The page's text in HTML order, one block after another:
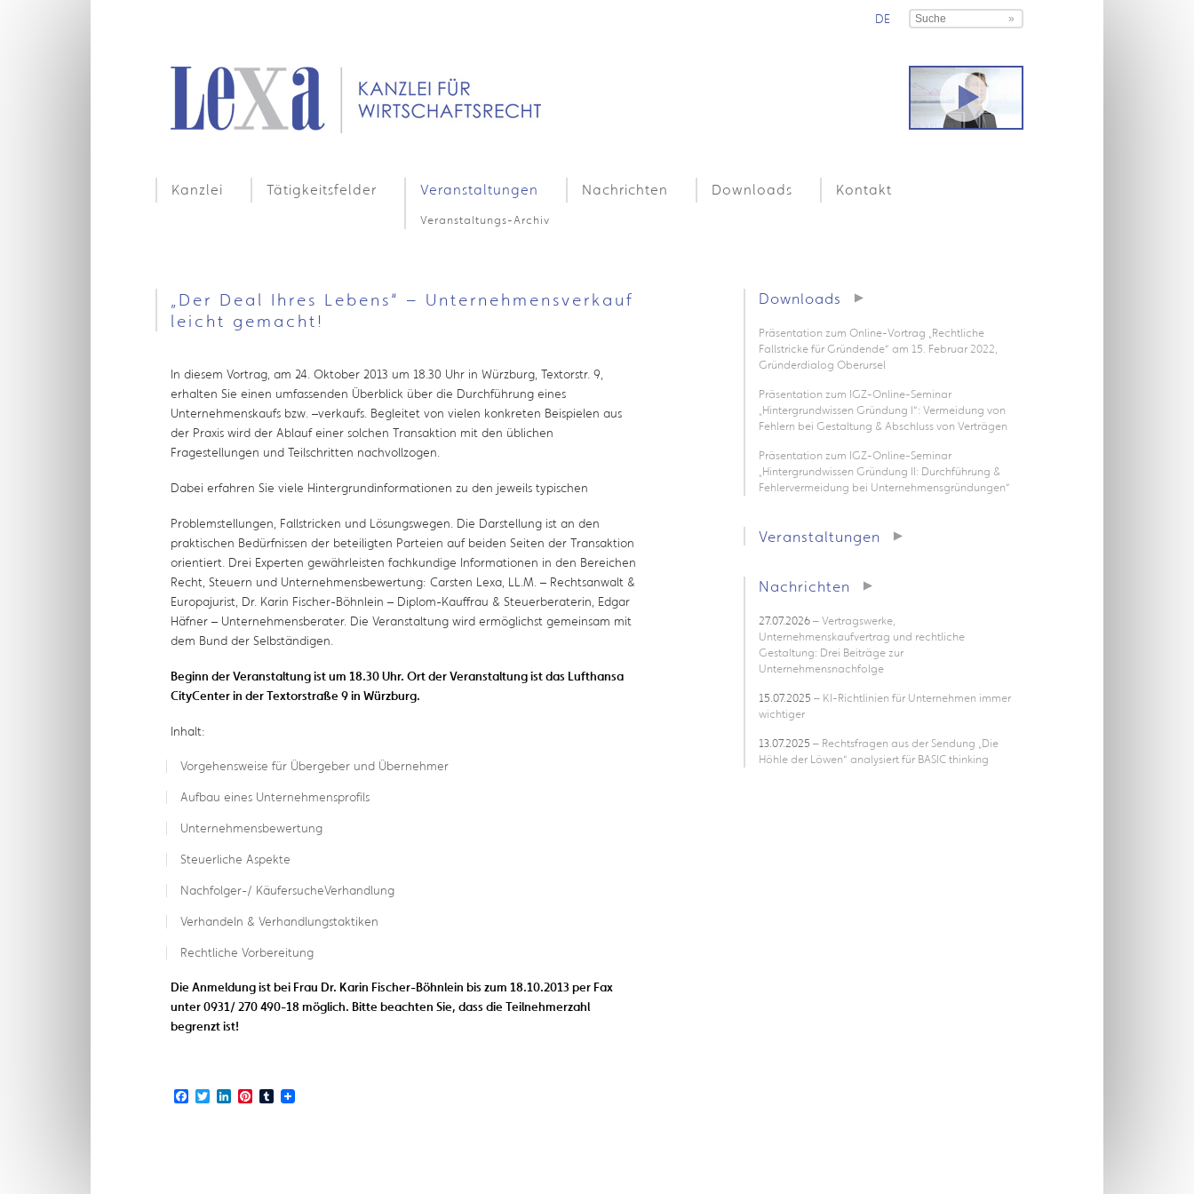
DE
Kanzlei Tätigkeitsfelder Veranstaltungen
Veranstaltungs-Archiv
Nachrichten Downloads Kontakt
„Der Deal Ihres Lebens“ – Unternehmensverkauf
leicht gemacht!
In diesem Vortrag, am 24. Oktober 2013 um 18.30 Uhr in Würzburg, Textorstr. 9,
erhalten Sie einen umfassenden Überblick über die Durchführung eines
Unternehmenskaufs bzw. –verkaufs. Begleitet von vielen konkreten Beispielen aus
der Praxis wird der Ablauf einer solchen Transaktion mit den üblichen
Fragestellungen und Teilschritten nachvollzogen.
Dabei erfahren Sie viele Hintergrundinformationen zu den jeweils typischen
Problemstellungen, Fallstricken und Lösungswegen. Die Darstellung ist an den
praktischen Bedürfnissen der beteiligten Parteien auf beiden Seiten der Transaktion
orientiert. Drei Experten gewährleisten fachkundige Informationen in den Bereichen
Recht, Steuern und Unternehmensbewertung: Carsten Lexa, LL.M. – Rechtsanwalt &
Europajurist, Dr. Karin Fischer-Böhnlein – Diplom-Kauffrau & Steuerberaterin, Edgar
Häfner – Unternehmensberater. Die Veranstaltung wird ermöglichst gemeinsam mit
dem Bund der Selbständigen.
Beginn der Veranstaltung ist um 18.30 Uhr. Ort der Veranstaltung ist das Lufthansa
CityCenter in der Textorstraße 9 in Würzburg.
Inhalt:
Vorgehensweise für Übergeber und Übernehmer
Aufbau eines Unternehmensprofils
Unternehmensbewertung
Steuerliche Aspekte
Nachfolger-/ KäufersucheVerhandlung
Verhandeln & Verhandlungstaktiken
Rechtliche Vorbereitung
Die Anmeldung ist bei Frau Dr. Karin Fischer-Böhnlein bis zum 18.10.2013 per Fax
unter 0931/ 270 490-18 möglich. Bitte beachten Sie, dass die Teilnehmerzahl
begrenzt ist!
Facebook
TwitterLinkedIn
Pinterest
Tumblr
Downloads
Präsentation zum Online-Vortrag „Rechtliche
Fallstricke für Gründende“ am 15. Februar 2022,
Gründerdialog Oberursel
Präsentation zum IGZ-Online-Seminar
„Hintergrundwissen Gründung I“: Vermeidung von
Fehlern bei Gestaltung & Abschluss von Verträgen
Präsentation zum IGZ-Online-Seminar
„Hintergrundwissen Gründung II: Durchführung &
Fehlervermeidung bei Unternehmensgründungen“
Veranstaltungen
Nachrichten
27.07.2026– Vertragswerke,
Unternehmenskaufvertrag und rechtliche
Gestaltung: Drei Beiträge zur
Unternehmensnachfolge
15.07.2025 – KI-Richtlinien für Unternehmen immer
wichtiger
13.07.2025 – Rechtsfragen aus der Sendung „Die
Höhle der Löwen“ analysiert für BASIC thinking